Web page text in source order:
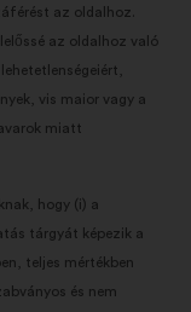
az oldalhoz.
az oldalhoz való
vis maior vagy a
miatt
hogy (i) a
tárgyát képezik a
teljes mértékben
és nem